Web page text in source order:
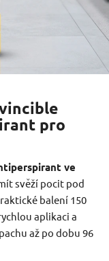
pro
ve
svěží pocit pod
balení 150
aplikaci a
až po dobu 96